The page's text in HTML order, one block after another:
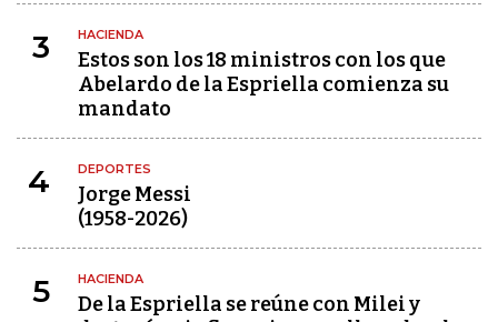
3 HACIENDA
Estos son los 18 ministros con los que
Abelardo de la Espriella comienza su
mandato
4 DEPORTES
Jorge Messi
(1958-2026)
5 HACIENDA
De la Espriella se reúne con Milei y